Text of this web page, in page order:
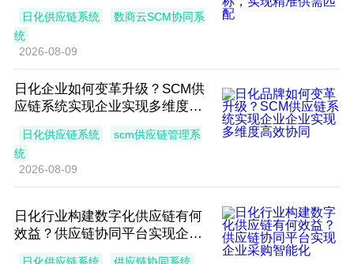
日化供应链系统
数商云SCM协同系
统
2026-08-09
日化企业如何变革升级？SCM供
应链系统实现企业实现多维度高
日化供应链系统
scm供应链管理系
统
2026-08-09
日化行业构建数字化供应链有何
效益？供应链协同平台实现企业